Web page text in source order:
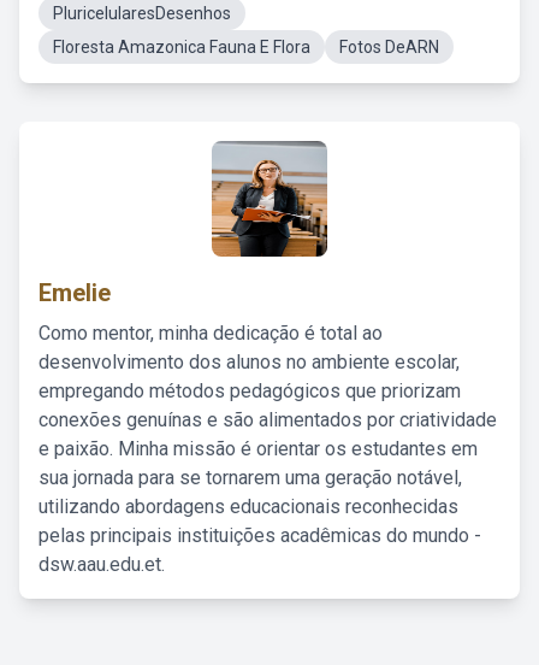
PluricelularesDesenhos
Floresta Amazonica Fauna E Flora
Fotos DeARN
Emelie
Como mentor, minha dedicação é total ao
desenvolvimento dos alunos no ambiente escolar,
empregando métodos pedagógicos que priorizam
conexões genuínas e são alimentados por criatividade
e paixão. Minha missão é orientar os estudantes em
sua jornada para se tornarem uma geração notável,
utilizando abordagens educacionais reconhecidas
pelas principais instituições acadêmicas do mundo -
dsw.aau.edu.et.